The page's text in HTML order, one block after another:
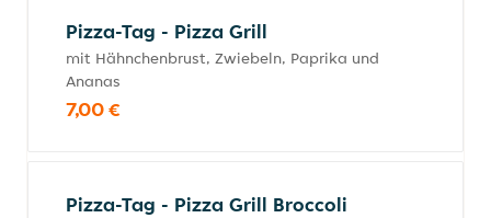
Pizza-Tag - Pizza Grill
mit Hähnchenbrust, Zwiebeln, Paprika und
Ananas
7,00 €
Pizza-Tag - Pizza Grill Broccoli